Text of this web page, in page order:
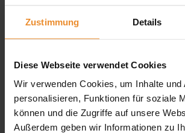
Zustimmung Details
Diese Webseite verwendet Cookies
Wir verwenden Cookies, um Inhalte und
personalisieren, Funktionen für soziale
können und die Zugriffe auf unsere
Außerdem geben wir Informationen zu
gerne ein unverbindliches
Aufgrund Ihrer Datenschutzeinstellungen
unsere ProvenExpert Bewertungen hier
Klicken Sie hier um Ihre Einstellungen zu